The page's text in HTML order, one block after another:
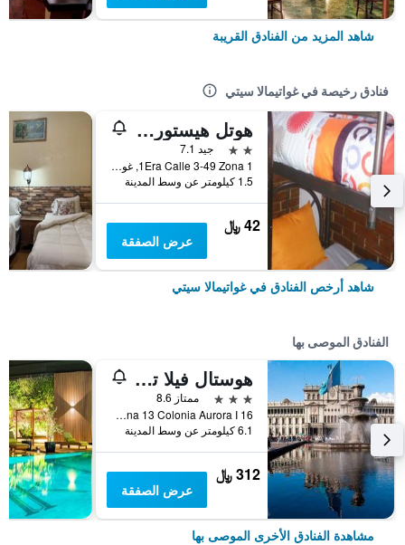
شاهد المزيد من الفنادق القريبة
فنادق رخيصة في غواتيمالا سيتي
هوتل هيستوريكو - هوستل
2 نجمتين
جيد 7.1
1Era Calle 3-49 Zona 1, غواتيمالا سيتي, غواتيمالا
1.5 كيلومتر عن وسط المدينة
42 ﷼
عرض الصفقة
شاهد أرخص الفنادق في غواتيمالا سيتي
الفنادق الموصى بها
هوستال فيلا توسكانا
3 نجوم
ممتاز 8.6
16 Calle 8-20 Zona 13 Colonia Aurora I, غواتيمالا سيتي, غواتيمالا
6.1 كيلومتر عن وسط المدينة
312 ﷼
عرض الصفقة
مشاهدة الفنادق الأخرى الموصى بها